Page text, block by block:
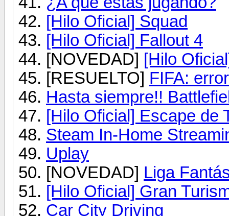
[Hilo Oficial] Squad
[Hilo Oficial] Fallout 4
[NOVEDAD] [Hilo
[RESUELTO] FIFA:
Hasta siempre!!
[Hilo Oficial] Escape de
Steam In-Home
Uplay
[NOVEDAD] Liga
[Hilo Oficial] Gran
Car City Driving